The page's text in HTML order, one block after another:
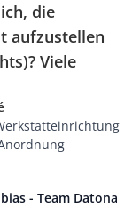
die
aufzustellen
Viele
- Team Datona